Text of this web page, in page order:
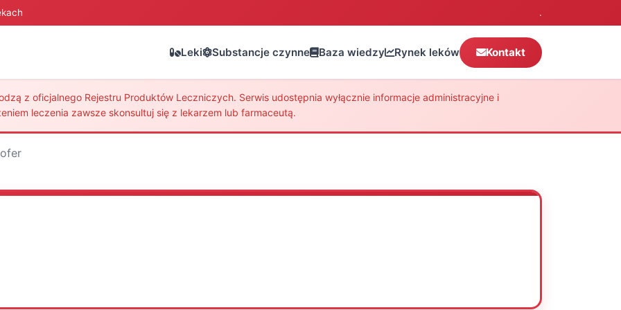
.
Leki Substancje czynne Baza wiedzy Rynek leków Kontakt
z oficjalnego Rejestru Produktów Leczniczych. Serwis udostępnia wyłącznie informacje administracyjne i
leczenia zawsze skonsultuj się z lekarzem lub farmaceutą.